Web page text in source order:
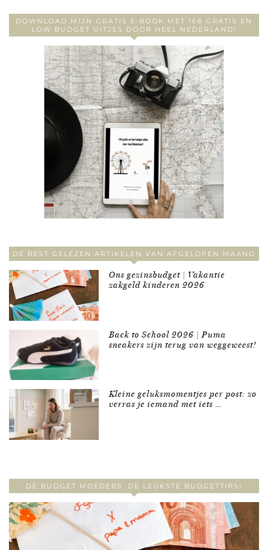
DOWNLOAD MIJN GRATIS E-BOOK MET 168 GRATIS EN
LOW BUDGET UITJES DOOR HEEL NEDERLAND!
DE BEST GELEZEN ARTIKELEN VAN AFGELOPEN MAAND
Ons gezinsbudget | Vakantie
zakgeld kinderen 2026
Back to School 2026 | Puma
sneakers zijn terug van weggeweest!
Kleine geluksmomentjes per post: zo
verras je iemand met iets …
DE BUDGET MOEDERS, DE LEUKSTE BUDGETTIPS!